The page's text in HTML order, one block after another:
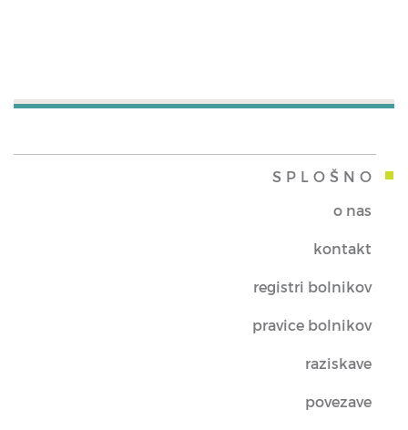
SPLOŠNO
o nas
kontakt
registri bolnikov
pravice bolnikov
raziskave
povezave